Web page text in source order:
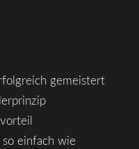
gemeistert
einfach wie